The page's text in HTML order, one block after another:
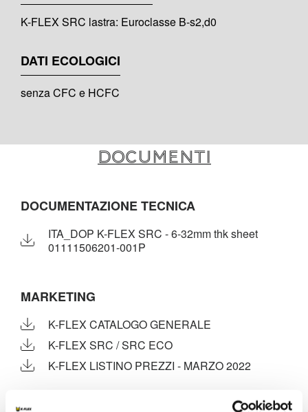
K-FLEX SRC lastra: Euroclasse B-s2,d0
DATI ECOLOGICI
senza CFC e HCFC
Documenti
DOCUMENTAZIONE TECNICA
ITA_DOP K-FLEX SRC - 6-32mm thk sheet
01111506201-001P
MARKETING
K-FLEX CATALOGO GENERALE
K-FLEX SRC / SRC ECO
K-FLEX LISTINO PREZZI - MARZO 2022